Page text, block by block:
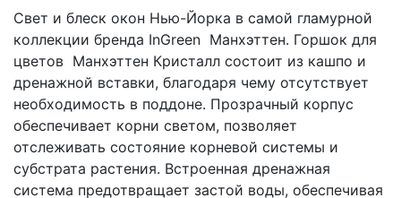
Свет и блеск окон Нью-Йорка в самой гламурной
коллекции бренда InGreen Манхэттен. Горшок для
цветов Манхэттен Кристалл состоит из кашпо и
дренажной вставки, благодаря чему отсутствует
необходимость в поддоне. Прозрачный корпус
обеспечивает корни светом, позволяет
отслеживать состояние корневой системы и
субстрата растения. Встроенная дренажная
система предотвращает застой воды, обеспечивая